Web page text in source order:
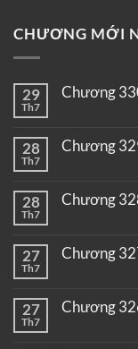
CHƯƠNG MỚI
29
Th7
Chương
28
Th7
Chương
28
Th7
Chương
27
Th7
Chương
27
Th7
Chương